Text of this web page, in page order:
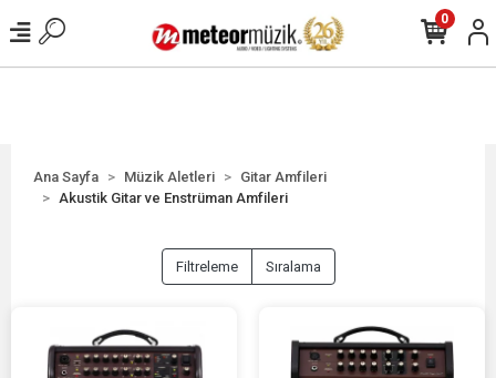
0
Ana Sayfa Müzik Aletleri
Gitar Amfileri
Akustik Gitar ve Enstrüman Amfileri
Filtreleme Sıralama